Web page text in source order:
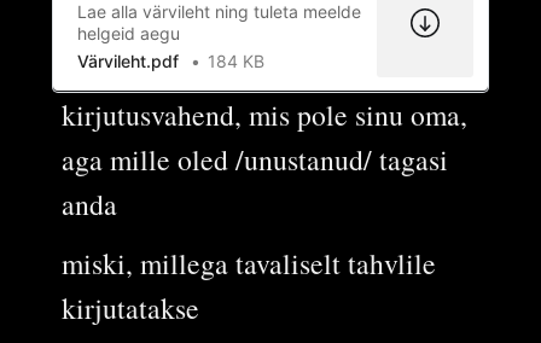
Lae alla värvileht ning tuleta meelde
helgeid aegu
Värvileht.pdf
184 KB
kirjutusvahend, mis pole sinu oma,
aga mille oled /unustanud/ tagasi
anda
miski, millega tavaliselt tahvlile
kirjutatakse